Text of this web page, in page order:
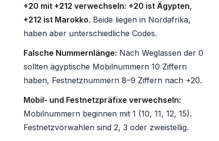
+20 mit +212 verwechseln: +20 ist Ägypten,
+212 ist Marokko. Beide liegen in Nordafrika,
haben aber unterschiedliche Codes.
Falsche Nummernlänge: Nach Weglassen der 0
sollten ägyptische Mobilnummern 10 Ziffern
haben, Festnetznummern 8–9 Ziffern nach +20.
Mobil- und Festnetzpräfixe verwechseln:
Mobilnummern beginnen mit 1 (10, 11, 12, 15).
Festnetzvorwahlen sind 2, 3 oder zweistellig.